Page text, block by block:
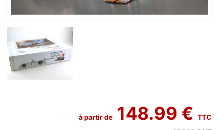
à partir de 148.99 € TTC